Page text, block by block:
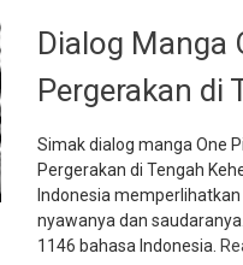
Dialog Manga
Pergerakan di
Simak dialog manga One
Pergerakan di Tengah
Indonesia
nyawanya dan
1146 bahasa Indonesia.